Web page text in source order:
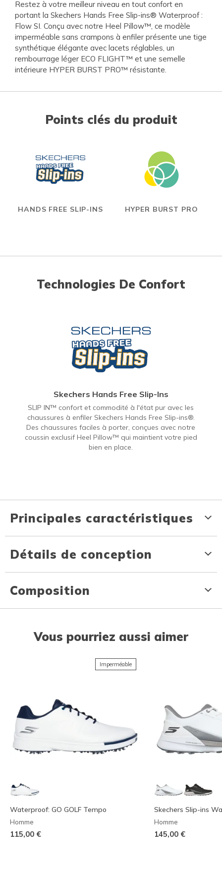
Restez à votre meilleur niveau en tout confort en
portant la Skechers Hands Free Slip-ins® Waterproof :
Flow SI. Conçu avec notre Heel Pillow™, ce modèle
imperméable sans crampons à enfiler présente une tige
synthétique élégante avec lacets réglables, un
rembourrage léger ECO FLIGHT™ et une semelle
intérieure HYPER BURST PRO™ résistante.
Points clés du produit
HANDS FREE SLIP-INS HYPER BURST PRO
Technologies De Confort
Skechers Hands Free Slip-Ins
SLIP IN™ confort et commodité à l'état pur avec les
chaussures à enfiler Skechers Hands Free Slip-ins®.
Des chaussures faciles à porter, conçues avec notre
coussin exclusif Heel Pillow™ qui maintient votre pied
bien en place.
Principales caractéristiques
Détails de conception
Composition
Vous pourriez aussi aimer
Imperméable
Waterproof: GO GOLF Tempo
Homme
115,00 €
Skechers Slip-ins
Homme
145,00 €